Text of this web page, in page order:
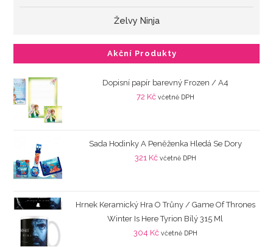
Želvy Ninja
Akční Produkty
Dopisní papír barevný Frozen / A4
72 Kč včetně DPH
Sada Hodinky A Peněženka Hledá Se Dory
321 Kč včetně DPH
Hrnek Keramický Hra O Trůny / Game Of Thrones
Winter Is Here Tyrion Bílý 315 Ml
304 Kč včetně DPH